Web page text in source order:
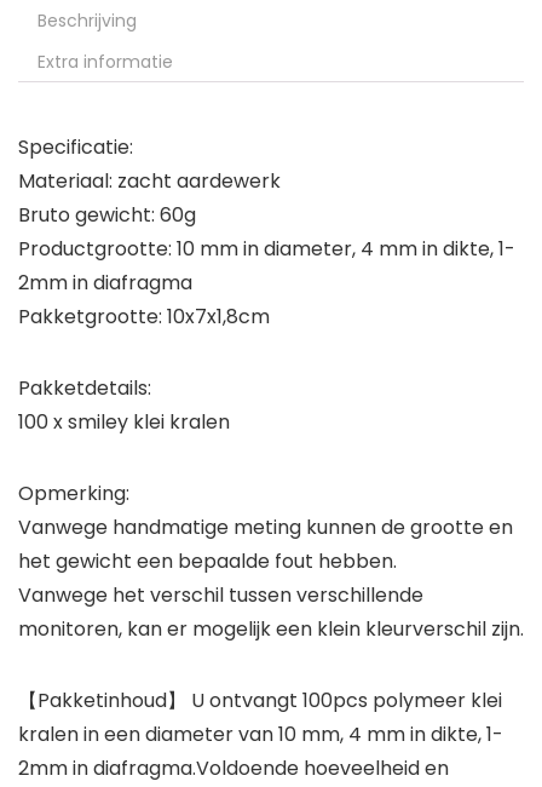
Beschrijving
Extra informatie
Specificatie:
Materiaal: zacht aardewerk
Bruto gewicht: 60g
Productgrootte: 10 mm in diameter, 4 mm in dikte, 1-
2mm in diafragma
Pakketgrootte: 10x7x1,8cm
Pakketdetails:
100 x smiley klei kralen
Opmerking:
Vanwege handmatige meting kunnen de grootte en
het gewicht een bepaalde fout hebben.
Vanwege het verschil tussen verschillende
monitoren, kan er mogelijk een klein kleurverschil zijn.
【Pakketinhoud】 U ontvangt 100pcs polymeer klei
kralen in een diameter van 10 mm, 4 mm in dikte, 1-
2mm in diafragma.Voldoende hoeveelheid en